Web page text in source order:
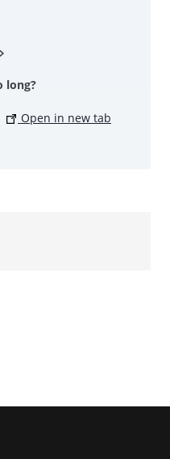
long?
Open in new tab